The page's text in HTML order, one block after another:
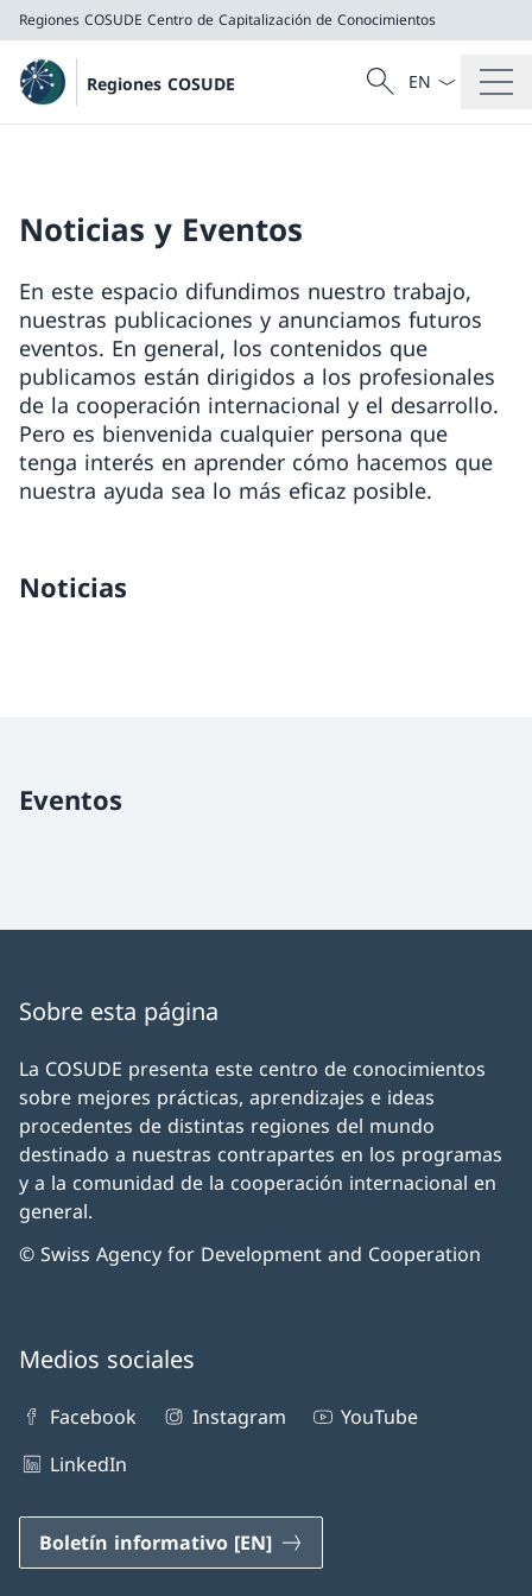
Regiones COSUDE Centro de Capitalización de Conocimientos
Regiones COSUDE
Centro de Capitalización de Conocimientos
Búsqueda
Buscar
Menú
Noticias y Eventos
En este espacio difundimos nuestro trabajo,
nuestras publicaciones y anunciamos futuros
eventos. En general, los contenidos que
publicamos están dirigidos a los profesionales
de la cooperación internacional y el desarrollo.
Pero es bienvenida cualquier persona que
tenga interés en aprender cómo hacemos que
nuestra ayuda sea lo más eficaz posible.
Noticias
Eventos
Sobre esta página
La COSUDE presenta este centro de conocimientos
sobre mejores prácticas, aprendizajes e ideas
procedentes de distintas regiones del mundo
destinado a nuestras contrapartes en los programas
y a la comunidad de la cooperación internacional en
general.
© Swiss Agency for Development and Cooperation
Medios sociales
Facebook Instagram
YouTube
LinkedIn
Boletín informativo [EN]